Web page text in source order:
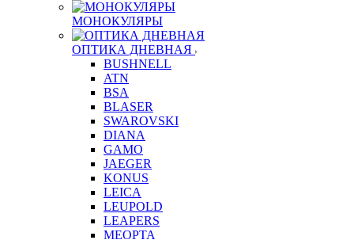
МОНОКУЛЯРЫ
ОПТИКА ДНЕВНАЯ
BUSHNELL
ATN
BSA
BLASER
SWAROVSKI
DIANA
GAMO
JAEGER
KONUS
LEICA
LEUPOLD
LEAPERS
MEOPTA